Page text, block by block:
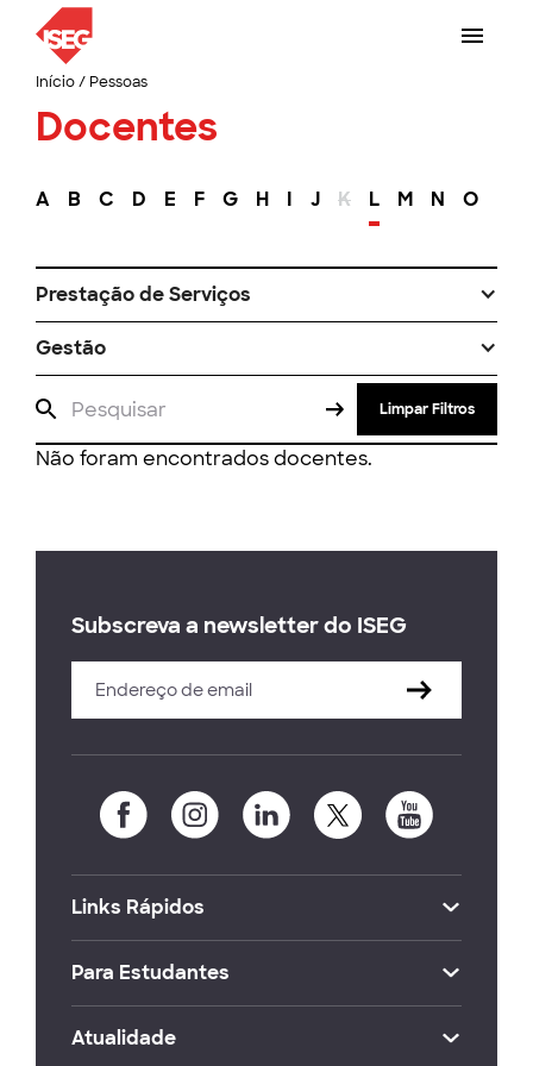
Início/ Pessoas
Docentes
A B C D E F G H I J K L M N O
Prestação de Serviços
Gestão
Limpar Filtros
Não foram encontrados docentes.
Subscreva a newsletter do ISEG
Links Rápidos
Para Estudantes
Atualidade